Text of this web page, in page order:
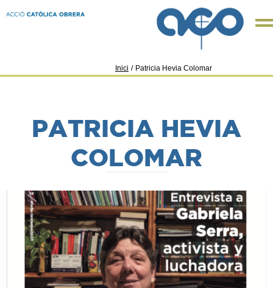
Inici / Patricia Hevia Colomar
PATRICIA HEVIA
COLOMAR